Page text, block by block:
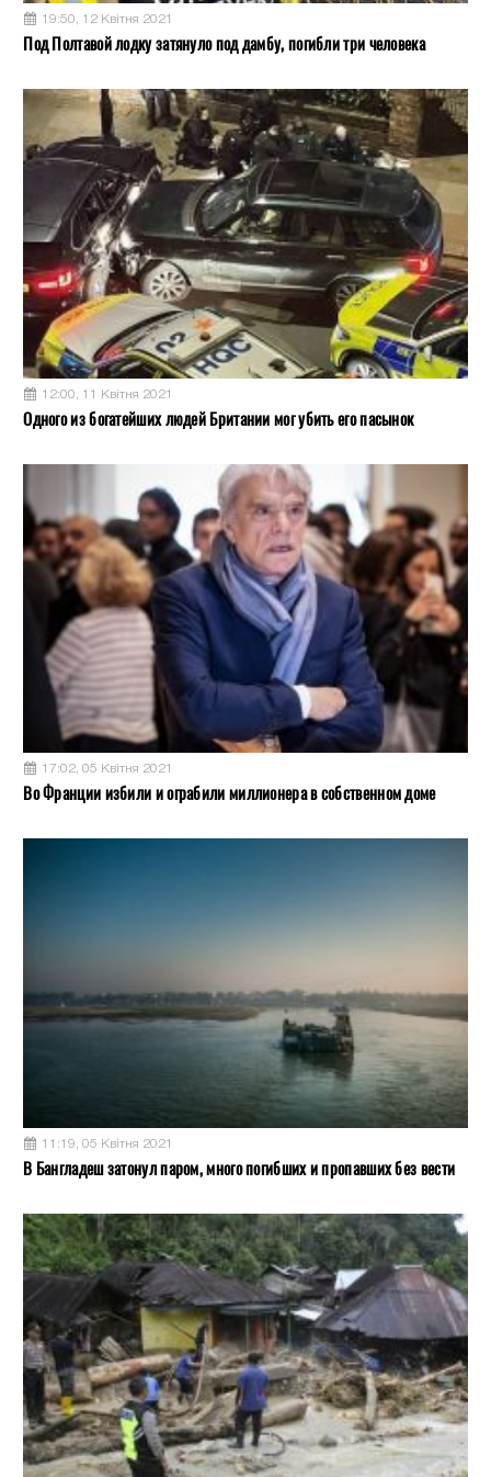
19:50, 12 Квітня 2021
Под Полтавой лодку затянуло под дамбу, погибли три человека
12:00, 11 Квітня 2021
Одного из богатейших людей Британии мог убить его пасынок
17:02, 05 Квітня 2021
Во Франции избили и ограбили миллионера в собственном доме
11:19, 05 Квітня 2021
В Бангладеш затонул паром, много погибших и пропавших без вести